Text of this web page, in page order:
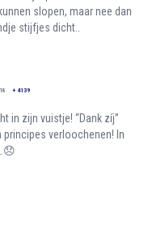
slopen, maar nee dan
stijfjes dicht..
+ 4139
in zijn vuistje! “Dank zíj”
verloochenen! In